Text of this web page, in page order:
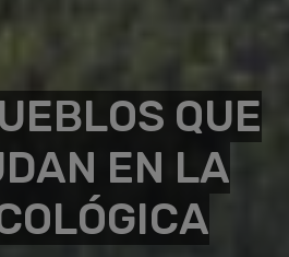
QUE
EN LA